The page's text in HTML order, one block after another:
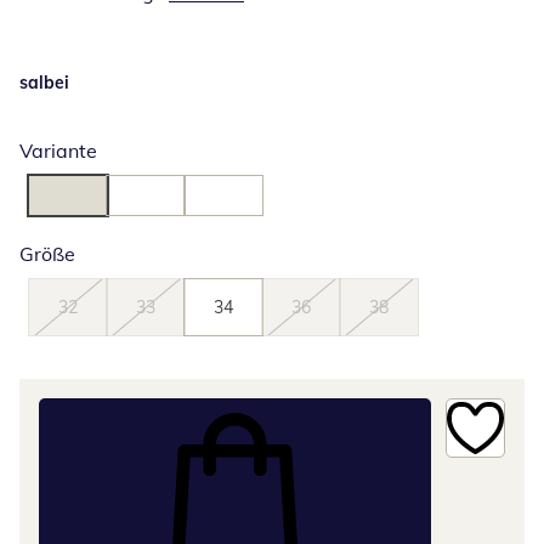
salbei
Variante
Größe
32 33 34 36 38